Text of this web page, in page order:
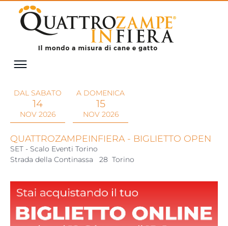
DAL SABATO
14
NOV 2026
A DOMENICA
15
NOV 2026
QUATTROZAMPEINFIERA - BIGLIETTO OPEN
SET - Scalo Eventi Torino
Strada della Continassa
28 Torino